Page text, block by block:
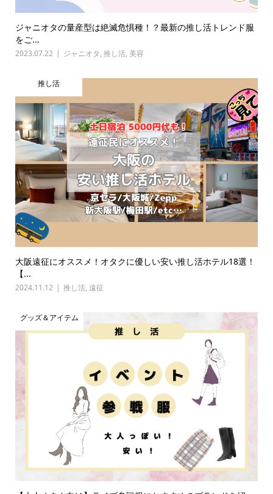
ジャニオタの量産型は絶滅危惧種！？最新の推し活トレンド服
をご...
2023.07.22 ジャニオタ, 推し活, 美容
推し活
大阪遠征にオススメ！オタクに優しい安い推し活ホテル18選！
【...
2024.11.12 推し活, 遠征
グッズ＆アイテム